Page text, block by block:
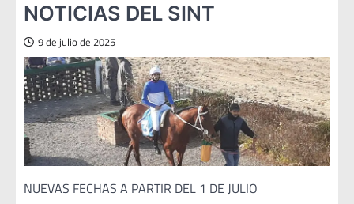
NOTICIAS DEL SINT
9 de julio de 2025
NUEVAS FECHAS A PARTIR DEL 1 DE JULIO